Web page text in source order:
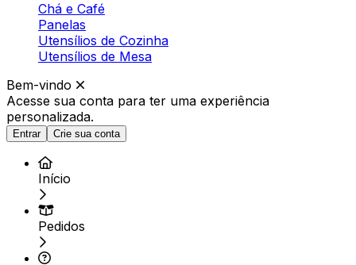
Chá e Café
Panelas
Utensílios de Cozinha
Utensílios de Mesa
Bem-vindo
Acesse sua conta para ter uma experiência
personalizada.
Entrar Crie sua conta
Início
Pedidos